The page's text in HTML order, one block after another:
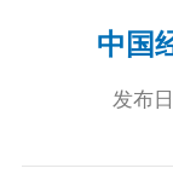
中国
发布